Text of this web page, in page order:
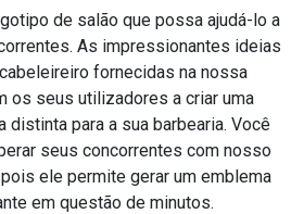
de salão que possa ajudá-lo a
As impressionantes ideias
fornecidas na nossa
os seus utilizadores a criar uma
distinta para a sua barbearia. Você
seus concorrentes com nosso
ele permite gerar um emblema
em questão de minutos.